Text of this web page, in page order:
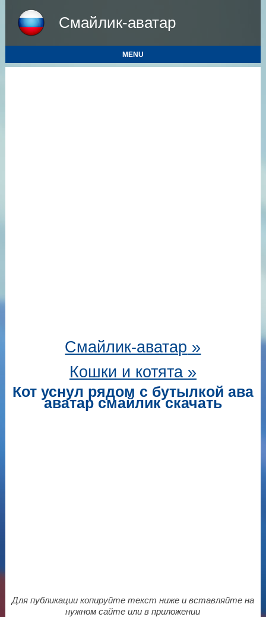
Смайлик-аватар
MENU
Смайлик-аватар »
Кошки и котята »
Кот уснул рядом с бутылкой ава
аватар смайлик скачать
Для публикации копируйте текст ниже и вставляйте на
нужном сайте или в приложении